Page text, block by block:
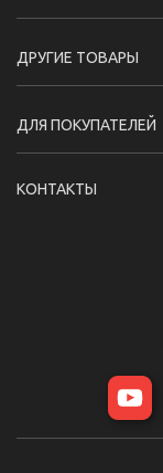
ДРУГИЕ ТОВАРЫ
ДЛЯ ПОКУПАТЕЛЕЙ
КОНТАКТЫ